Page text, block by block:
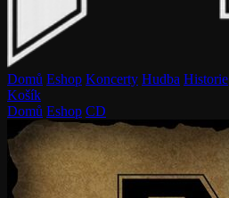
Domů Eshop Koncerty Hudba Historie
Košík
Domů Eshop CD